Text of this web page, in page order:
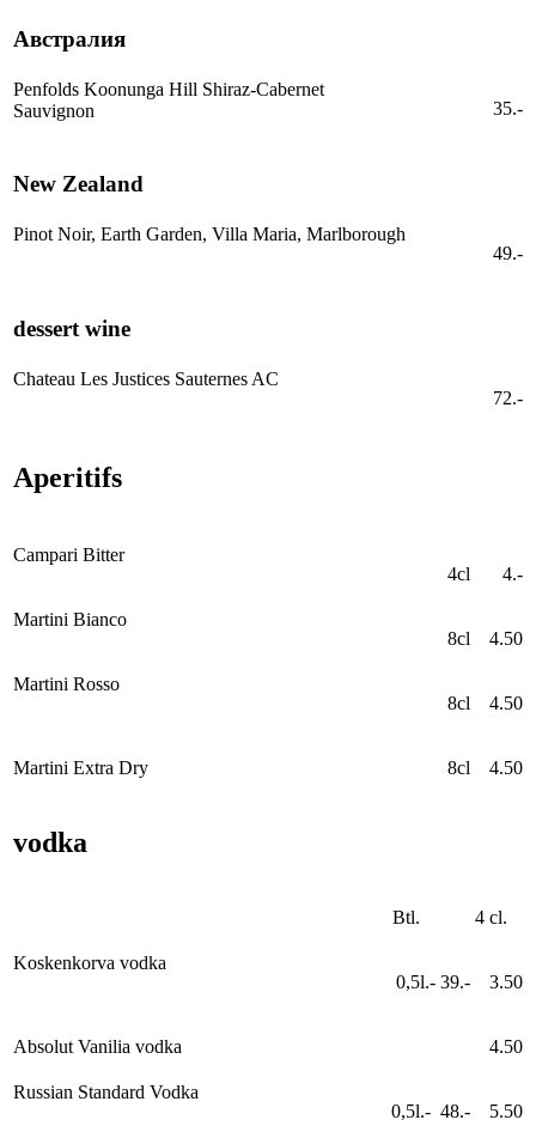
Австралия
Penfolds Koonunga Hill Shiraz-Cabernet
Sauvignon
35.-
New Zealand
Pinot Noir, Earth Garden, Villa Maria, Marlborough
49.-
dessert wine
Chateau Les Justices Sauternes AC
72.-
Aperitifs
Campari Bitter
4cl
4.-
Martini Bianco
8cl
4.50
Martini Rosso
8cl
4.50
Martini Extra Dry 8cl 4.50
vodka
Btl. 4 cl.
Koskenkorva vodka
0,5l.- 39.-
3.50
Absolut Vanilia vodka 4.50
Russian Standard Vodka
0,5l.- 48.-
5.50